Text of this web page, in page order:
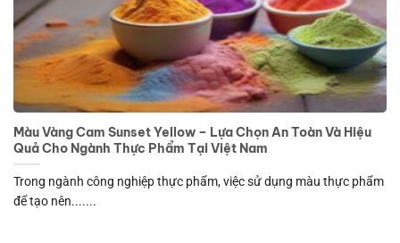
Màu Vàng Cam Sunset Yellow – Lựa Chọn An Toàn Và Hiệu
Quả Cho Ngành Thực Phẩm Tại Việt Nam
Trong ngành công nghiệp thực phẩm, việc sử dụng màu thực phẩm
để tạo nên.......